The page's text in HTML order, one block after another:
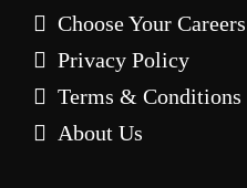
Choose Your Careers
Privacy Policy
Terms & Conditions
About Us